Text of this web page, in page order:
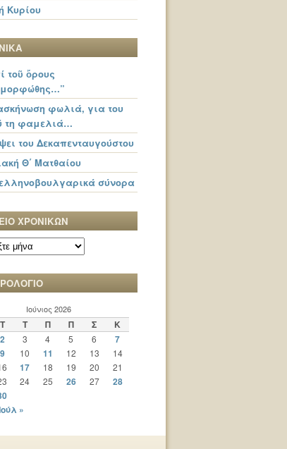
Κυρίου
τοῦ ὄρους
φωλιά, για του
τη φαμελιά…
του Δεκαπενταυγούστου
Θ΄ Ματθαίου
σύνορα
ΧΡΟΝΙΚΩΝ
Ιούνιος 2026
Τ Τ Π Π Σ
Κ
2 3 4 5 6 7
9 10 11 12 13 14
17 18 19 20 21
24 25 26 27
28
»